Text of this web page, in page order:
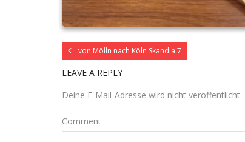
von Mölln nach Köln Skandia 7
LEAVE A REPLY
Deine E-Mail-Adresse wird nicht veröffentlicht.
Comment